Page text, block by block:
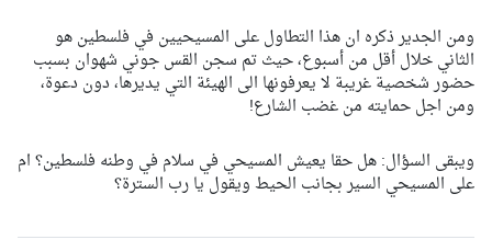
ومن الجدير ذكره ان هذا التطاول على المسيحيين في فلسطين هو
الثاني خلال أقل من أسبوع، حيث تم سجن القس جوني شهوان بسبب
حضور شخصية غريبة لا يعرفونها الى الهيئة التي يديرها، دون دعوة،
ومن اجل حمايته من غضب الشارع!
ويبقى السؤال: هل حقا يعيش المسيحي في سلام في وطنه فلسطين؟ ام
على المسيحي السير بجانب الحيط ويقول يا رب السترة؟